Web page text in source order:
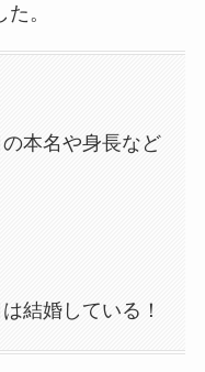
。
本名や身長など
結婚している！